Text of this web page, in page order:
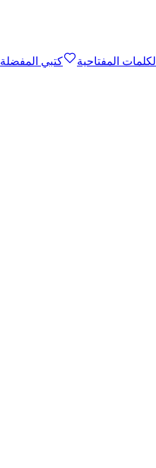
الكلمات المفتاحية
كتبي المفضلة